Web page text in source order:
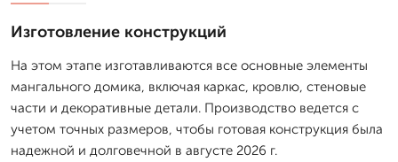
Изготовление конструкций
На этом этапе изготавливаются все основные элементы
мангального домика, включая каркас, кровлю, стеновые
части и декоративные детали. Производство ведется с
учетом точных размеров, чтобы готовая конструкция была
надежной и долговечной в августе 2026 г.